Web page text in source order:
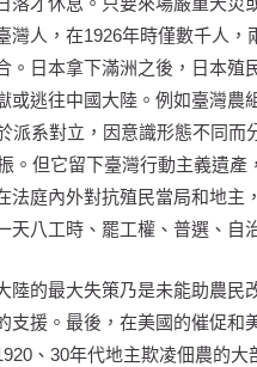
灣人，在1926年時僅數千人
。日本拿下滿洲之後，日本殖
或逃往中國大陸。例如臺灣農
派系對立，因意識形態不同而
。但它留下臺灣行動主義遺
法庭內外對抗殖民當局和地主
八工時、罷工權、普選、自
陸的最大失策乃是未能助農
支援。最後，在美國的催促和
、30年代地主欺凌佃農的